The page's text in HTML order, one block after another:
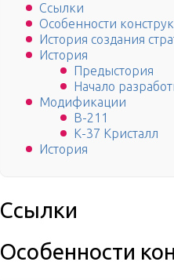
Ссылки
Особенности
История создания
История
Предыстория
Начало
Модификации
В-211
К-37 Кристалл
История
Ссылки
Особенности